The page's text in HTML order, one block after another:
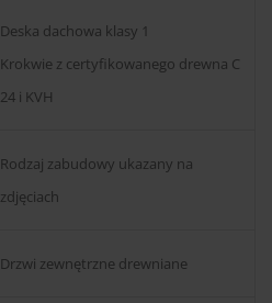
Deska dachowa klasy 1
Krokwie z certyfikowanego drewna C
24 i KVH
Rodzaj zabudowy ukazany na
zdjęciach
Drzwi zewnętrzne drewniane